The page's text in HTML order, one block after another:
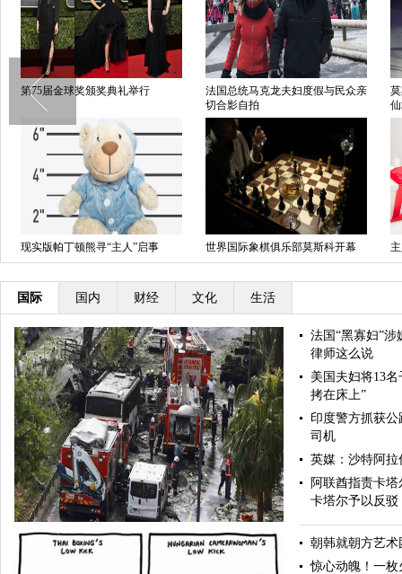
第75届金球奖颁奖典礼举行
法国总统马克龙夫妇度假与民众亲
切合影自拍
现实版帕丁顿熊寻“主人”启事 世界国际象棋俱乐部莫斯科开幕
国际 国内 财经 文化 生活
法国“黑寡妇”
律师这么说
美国夫妇将13
拷在床上”
印度警方抓获
司机
英媒：沙特阿拉
阿联酋指责卡
卡塔尔予以反驳
朝韩就朝方艺
惊心动魄！一